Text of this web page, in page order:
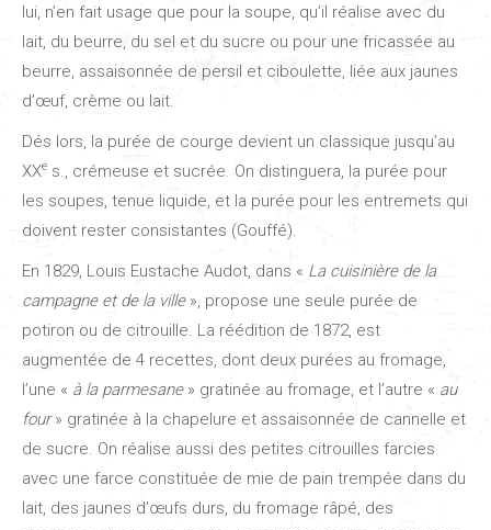
lui, n’en fait usage que pour la soupe, qu’il réalise avec du
lait, du beurre, du sel et du sucre ou pour une fricassée au
beurre, assaisonnée de persil et ciboulette, liée aux jaunes
d’œuf, crème ou lait.
Dés lors, la purée de courge devient un classique jusqu’au
XXe s., crémeuse et sucrée. On distinguera, la purée pour
les soupes, tenue liquide, et la purée pour les entremets qui
doivent rester consistantes (Gouffé).
En 1829, Louis Eustache Audot, dans « La cuisinière de la
campagne et de la ville», propose une seule purée de
potiron ou de citrouille. La réédition de 1872, est
augmentée de 4 recettes, dont deux purées au fromage,
l’une « à la parmesane» gratinée au fromage, et l’autre « au
four» gratinée à la chapelure et assaisonnée de cannelle et
de sucre. On réalise aussi des petites citrouilles farcies
avec une farce constituée de mie de pain trempée dans du
lait, des jaunes d’œufs durs, du fromage râpé, des